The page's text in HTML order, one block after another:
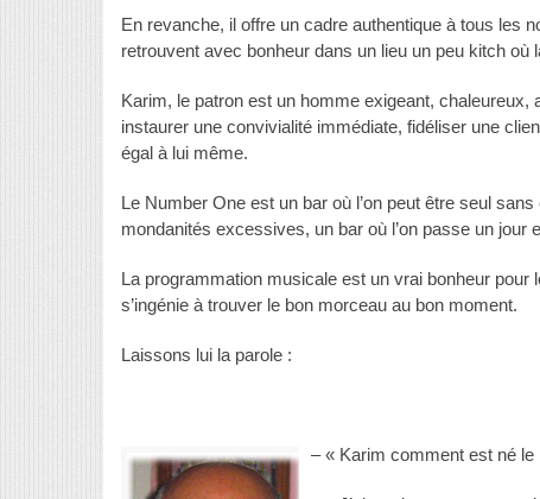
En revanche, il offre un cadre authentique à tous les
retrouvent avec bonheur dans un lieu un peu kitch où
Karim, le patron est un homme exigeant,
instaurer une convivialité immédiate, fidéliser une
égal à lui même.
Le Number One est un bar où l’on peut être seul
mondanités excessives, un bar où l’on passe un jour
La programmation musicale est un vrai bonheur
s’ingénie à trouver le bon morceau au bon moment.
Laissons lui la parole :
– « Karim comment est né